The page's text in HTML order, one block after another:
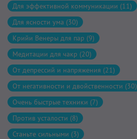
Для эффективной коммуникации (11)
Для ясности ума (30)
Крийи Венеры для пар (9)
Медитации для чакр (20)
От депрессий и напряжения (21)
От негативности и двойственности (30)
Очень быстрые техники (7)
Против усталости (8)
Станьте сильными (3)